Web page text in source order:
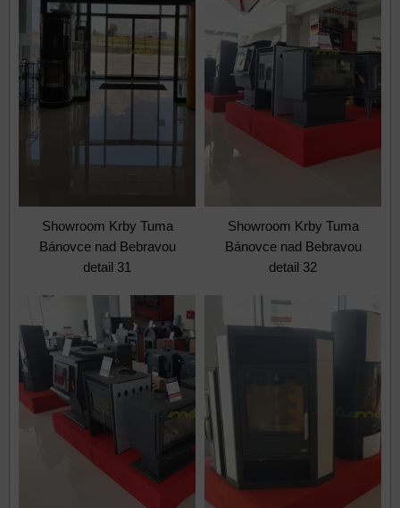
Showroom Krby Tuma
Bánovce nad Bebravou
detail 31
Showroom Krby Tuma
Bánovce nad Bebravou
detail 32